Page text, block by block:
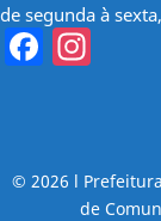
de segunda à
© 2026 l
de